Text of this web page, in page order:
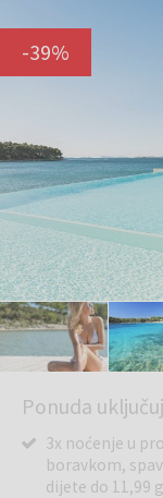
-39%
Ponuda
3x noćenje u
boravkom,
dijete do 11,99